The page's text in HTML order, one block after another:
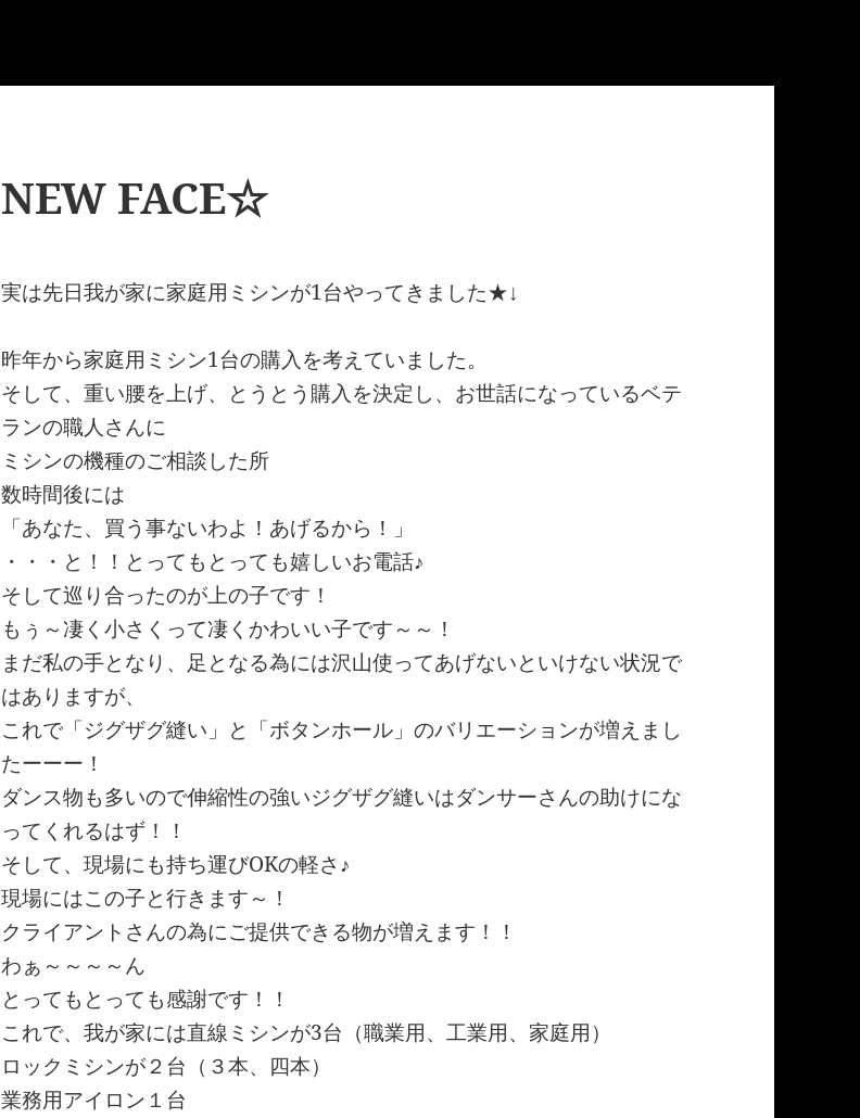
NEW FACE☆
実は先日我が家に家庭用ミシンが1台やってきました★↓
昨年から家庭用ミシン1台の購入を考えていました。
そして、重い腰を上げ、とうとう購入を決定し、お世話になっているベテ
ランの職人さんに
ミシンの機種のご相談した所
数時間後には
「あなた、買う事ないわよ！あげるから！」
・・・と！！とってもとっても嬉しいお電話♪
そして巡り合ったのが上の子です！
もぅ～凄く小さくって凄くかわいい子です～～！
まだ私の手となり、足となる為には沢山使ってあげないといけない状況で
はありますが、
これで「ジグザグ縫い」と「ボタンホール」のバリエーションが増えまし
たーーー！
ダンス物も多いので伸縮性の強いジグザグ縫いはダンサーさんの助けにな
ってくれるはず！！
そして、現場にも持ち運びOKの軽さ♪
現場にはこの子と行きます～！
クライアントさんの為にご提供できる物が増えます！！
わぁ～～～～ん
とってもとっても感謝です！！
これで、我が家には直線ミシンが3台（職業用、工業用、家庭用）
ロックミシンが２台（３本、四本）
業務用アイロン１台